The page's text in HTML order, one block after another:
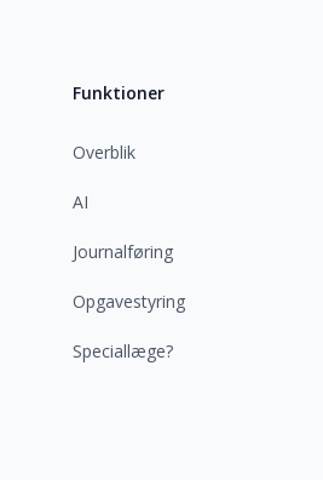
Funktioner
Overblik
AI
Journalføring
Opgavestyring
Speciallæge?